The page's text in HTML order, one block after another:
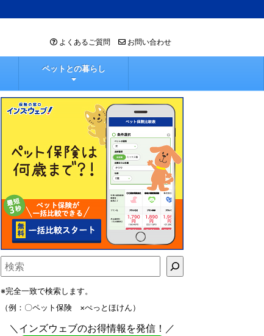
よくあるご質問 お問い合わせ
ペットとの暮らし
※完全一致で検索します。
（例：〇ペット保険 ×ぺっとほけん）
＼インズウェブのお得情報を発信！／